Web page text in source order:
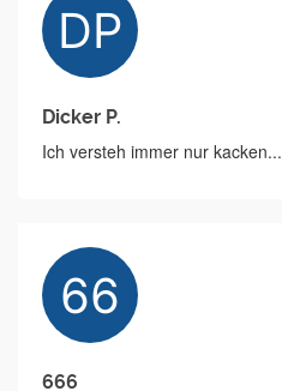
Dicker P.
Ich versteh immer nur kacken...
666